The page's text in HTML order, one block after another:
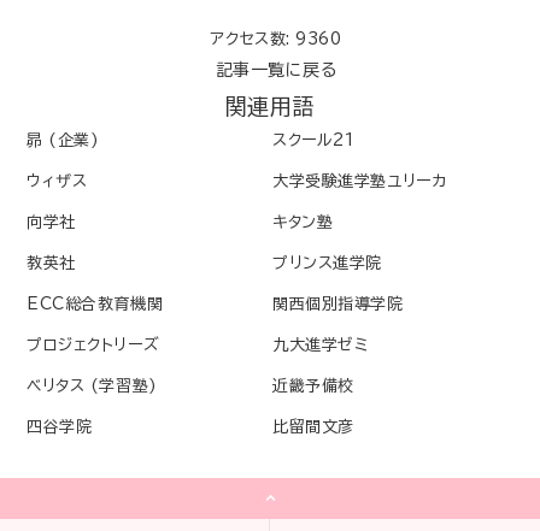
アクセス数: 9360
記事一覧に戻る
関連用語
昴 (企業) スクール21
ウィザス 大学受験進学塾ユリーカ
向学社 キタン塾
教英社 プリンス進学院
ECC総合教育機関 関西個別指導学院
プロジェクトリーズ 九大進学ゼミ
ベリタス (学習塾) 近畿予備校
四谷学院 比留間文彦